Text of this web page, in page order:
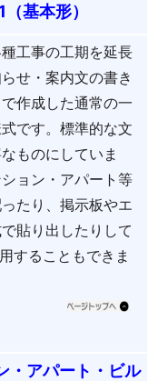
基本形）
工事の工期を延長
せ・案内文の書き
作成した通常の一
です。標準的な文
ものにしていま
ョン・アパート等
たり、掲示板やエ
貼り出したりして
することもできま
・アパート・ビル